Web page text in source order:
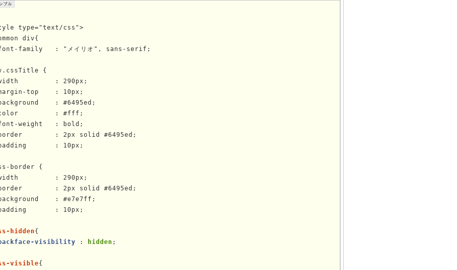
type="text/css">
div{
family   : "メイリオ", sans-serif;
{
: 290px;
top    : 10px;
: #6495ed;
: #fff;
weight   : bold;
: 2px solid #6495ed;
: 10px;
border {
: 290px;
: 2px solid #6495ed;
: #e7e7ff;
: 10px;
hidden{
visibility : hidden ;
visible{